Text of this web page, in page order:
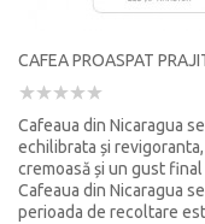
CAFEA PROASPAT
Cafeaua din Nicaragua
echilibrata și
cremoasă și un gust
Cafeaua din Nicaragua
perioada de recoltare